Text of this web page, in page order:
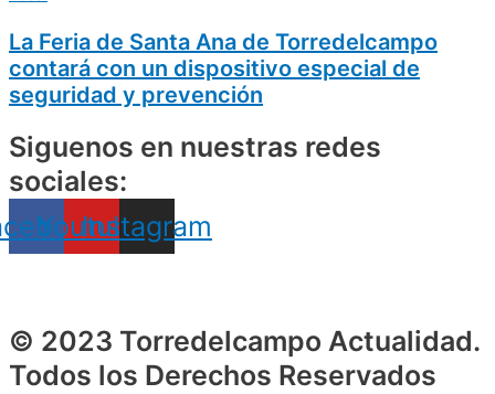
La Feria de Santa Ana de Torredelcampo
contará con un dispositivo especial de
seguridad y prevención
Siguenos en nuestras redes
sociales:
Youtube
Instagram
© 2023 Torredelcampo Actualidad.
Todos los Derechos Reservados